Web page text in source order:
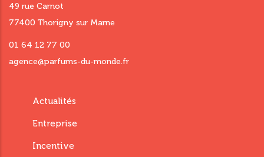
49 rue Carnot
77400 Thorigny sur Marne
01 64 12 77 00
agence@parfums-du-monde.fr
Menu
third
Actualités
Entreprise
Incentive